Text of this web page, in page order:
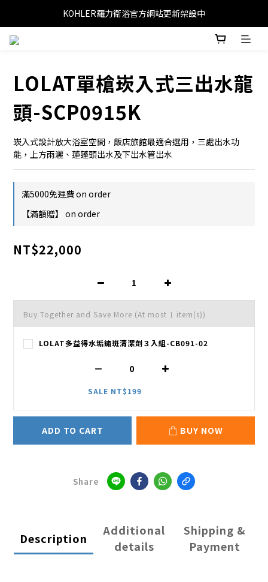
KOHLER羅力衛浴官方網站更新架設中
LOLAT單槍崁入式三出水龍
頭-SCP0915K
崁入式設計放大浴室空間，飯店旅館最適合選用，三處出水功
能，上方雨灑、蓮蓬頭出水及下出水管出水
滿5000免運費 on order
【滿額贈】 on order
NT$22,000
Buy Together and Save More (At most 1 item(s))
LOLAT多益得水垢鏽斑清潔劑３入組-CB091-02
SALE NT$199
ADD TO CART BUY NOW
Share
Description
Additional
details
Shipping &
Payment